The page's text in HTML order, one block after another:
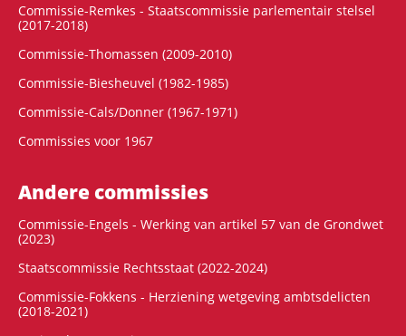
Commissie-Remkes - Staatscommissie parlementair stelsel
(2017-2018)
Commissie-Thomassen (2009-2010)
Commissie-Biesheuvel (1982-1985)
Commissie-Cals/Donner (1967-1971)
Commissies voor 1967
Andere commissies
Commissie-Engels - Werking van artikel 57 van de Grondwet
(2023)
Staatscommissie Rechtsstaat (2022-2024)
Commissie-Fokkens - Herziening wetgeving ambtsdelicten
(2018-2021)